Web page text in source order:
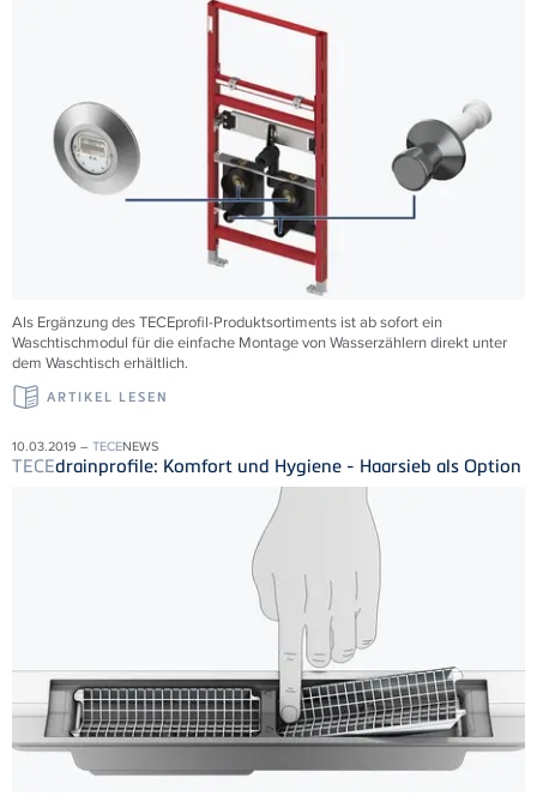
Als Ergänzung des TECEprofil-Produktsortiments ist ab sofort ein
Waschtischmodul für die einfache Montage von Wasserzählern direkt unter
dem Waschtisch erhältlich.
ARTIKEL LESEN
10.03.2019 – TECENEWS
TECEdrainprofile: Komfort und Hygiene - Haarsieb als Option